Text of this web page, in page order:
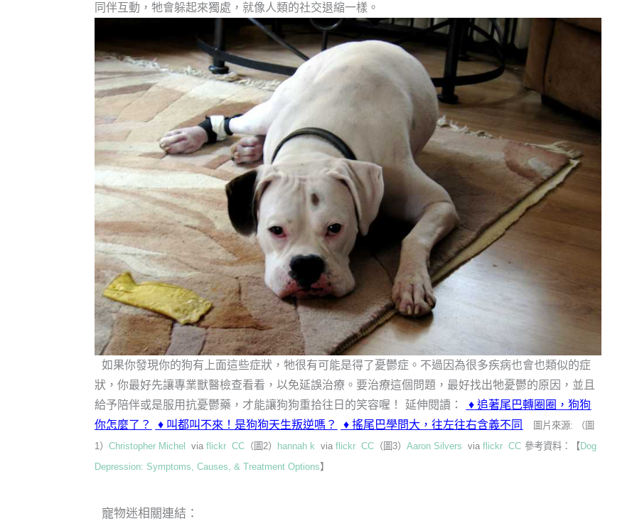
同伴互動，牠會躲起來獨處，就像人類的社交退縮一樣。
如果你發現你的狗有上面這些症狀，牠很有可能是得了憂鬱症。不過因為很多疾病也會也類似的症
狀，你最好先讓專業獸醫檢查看看，以免延誤治療。要治療這個問題，最好找出牠憂鬱的原因，並且
給予陪伴或是服用抗憂鬱藥，才能讓狗狗重拾往日的笑容喔！
延伸閱讀： ♦追著尾巴轉圈圈，狗狗
你怎麼了？
♦ 叫都叫不來！是狗狗天生叛逆嗎？ ♦搖尾巴學問大，往左往右含義不同
圖片來源: （圖
1）Christopher Michel viaflickr CC （圖2） hannah k viaflickr CC （圖3）Aaron Silvers viaflickr CC 參考資料：【Dog
Depression: Symptoms, Causes, & Treatment Options】
寵物迷相關連結：